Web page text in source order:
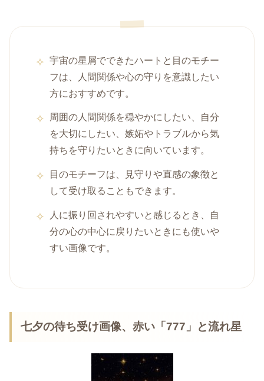
宇宙の星屑でできたハートと目のモチー
フは、人間関係や心の守りを意識したい
方におすすめです。
周囲の人間関係を穏やかにしたい、自分
を大切にしたい、嫉妬やトラブルから気
持ちを守りたいときに向いています。
目のモチーフは、見守りや直感の象徴と
して受け取ることもできます。
人に振り回されやすいと感じるとき、自
分の心の中心に戻りたいときにも使いや
すい画像です。
七夕の待ち受け画像、赤い「777」と流れ星